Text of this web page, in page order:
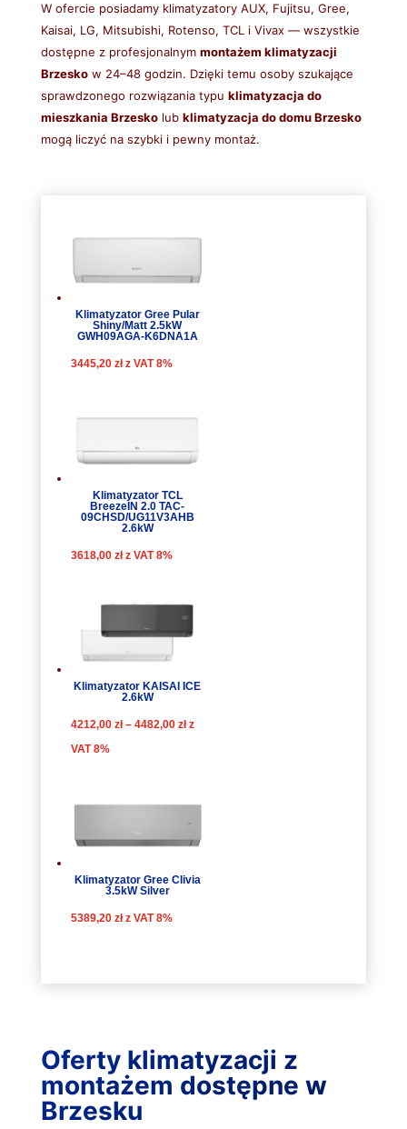
W ofercie posiadamy klimatyzatory AUX, Fujitsu, Gree,
Kaisai, LG, Mitsubishi, Rotenso, TCL i Vivax — wszystkie
dostępne z profesjonalnym montażem klimatyzacji
Brzeskow 24–48 godzin. Dzięki temu osoby szukające
sprawdzonego rozwiązania typu klimatyzacja do
mieszkania Brzeskolub klimatyzacja do domu Brzesko
mogą liczyć na szybki i pewny montaż.
Klimatyzator Gree Pular
Shiny/Matt 2.5kW
GWH09AGA-K6DNA1A
3445,20 zł z VAT 8%
Klimatyzator TCL
BreezeIN 2.0 TAC-
09CHSD/UG11V3AHB
2.6kW
3618,00 zł z VAT 8%
Klimatyzator KAISAI ICE
2.6kW
4212,00 zł – 4482,00 złZakres
4482,00 zł
z
VAT 8%
Klimatyzator Gree Clivia
3.5kW Silver
5389,20 zł z VAT 8%
Oferty klimatyzacji z
montażem dostępne w
Brzesku